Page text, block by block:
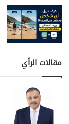
مقالات الرأي